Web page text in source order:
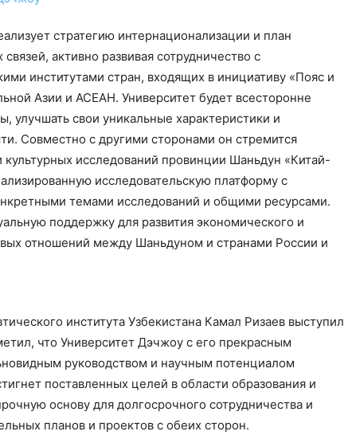
стратегию интернационализации и план
активно развивая сотрудничество с
институтами стран, входящих в инициативу «Пояс и
Азии и АСЕАН. Университет будет всесторонне
улучшать свои уникальные характеристики и
Совместно с другими сторонами он стремится
культурных исследований провинции Шаньдун «Китай-
исследовательскую платформу с
темами исследований и общими ресурсами.
поддержку для развития экономического и
отношений между Шаньдуном и странами России и
института Узбекистана Камал Ризаев выступил
что Университет Дэчжоу с его прекрасным
руководством и научным потенциалом
поставленных целей в области образования и
основу для долгосрочного сотрудничества и
планов и проектов с обеих сторон.